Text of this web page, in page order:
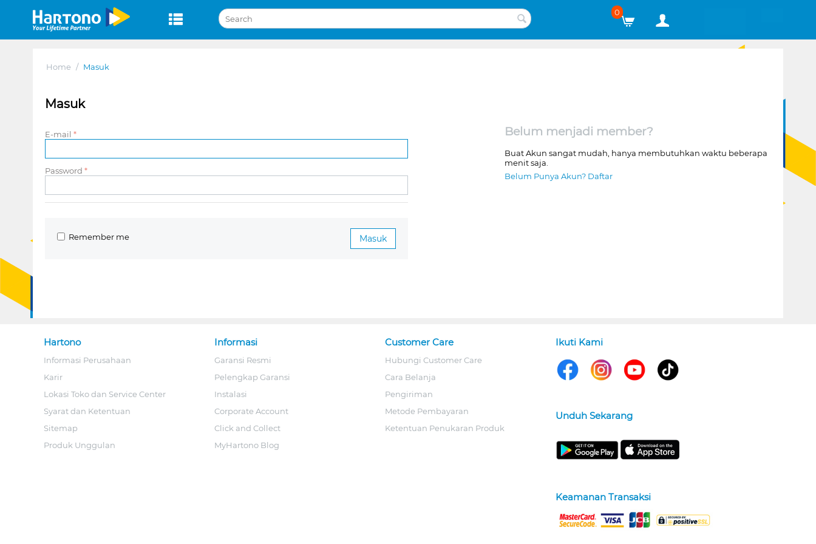
0
Home / Masuk
Masuk
E-mail
Password
Masuk
Remember me
Belum menjadi member?
Buat Akun sangat mudah, hanya membutuhkan waktu beberapa
menit saja.
Belum Punya Akun? Daftar
Hartono
Informasi Perusahaan
Karir
Lokasi Toko dan Service Center
Syarat dan Ketentuan
Sitemap
Produk Unggulan
Informasi
Garansi Resmi
Pelengkap Garansi
Instalasi
Corporate Account
Click and Collect
MyHartono Blog
Customer Care
Hubungi Customer Care
Cara Belanja
Pengiriman
Metode Pembayaran
Ketentuan Penukaran Produk
Ikuti Kami
Unduh Sekarang
Keamanan Transaksi